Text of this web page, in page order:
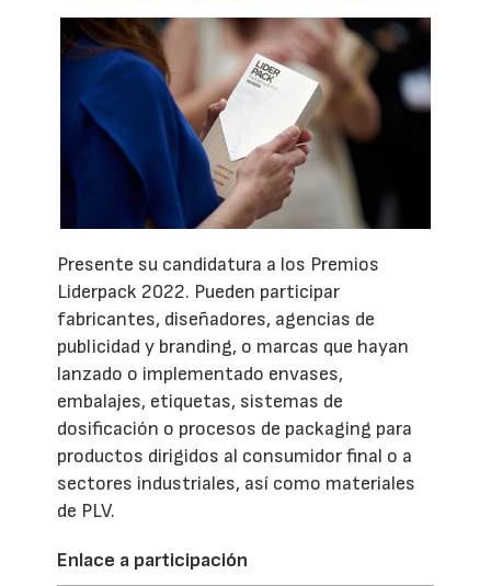
Presente su candidatura a los Premios
Liderpack 2022. Pueden participar
fabricantes, diseñadores, agencias de
publicidad y branding, o marcas que hayan
lanzado o implementado envases,
embalajes, etiquetas, sistemas de
dosificación o procesos de packaging para
productos dirigidos al consumidor final o a
sectores industriales, así como materiales
de PLV.
Enlace a participación